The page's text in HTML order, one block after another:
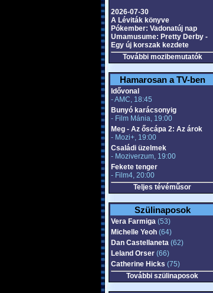
2026-07-30
A Léviták könyve
Pókember: Vadonatúj nap
Umamusume: Pretty Derby -
Egy új korszak kezdete
További mozibemutatók
Hamarosan a TV-ben
Idővonal
- AMC, 18:45
Bunyó karácsonyig
- Film Mánia, 19:00
Meg - Az őscápa 2: Az árok
- Mozi+, 19:00
Családi üzelmek
- Moziverzum, 19:00
Fekete tenger
- Film4, 20:00
Teljes tévéműsor
Szülinaposok
Vera Farmiga(53)
Michelle Yeoh(64)
Dan Castellaneta(62)
Leland Orser(66)
Catherine Hicks (75)
További szülinaposok